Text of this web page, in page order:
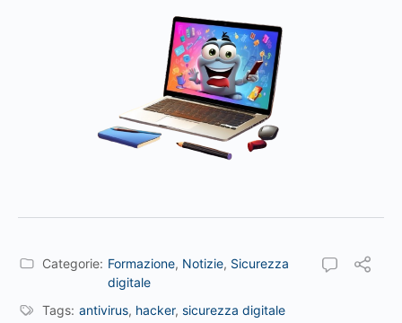
Categorie: Formazione, Notizie, Sicurezza
digitale
Tags: antivirus, hacker, sicurezza digitale